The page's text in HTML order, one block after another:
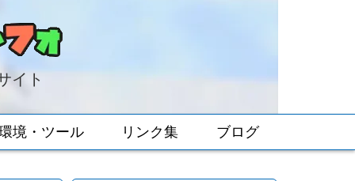
イト
境・ツール リンク集 ブログ